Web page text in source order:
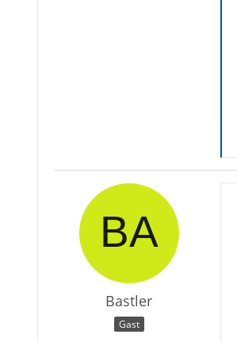
Bastler
Gast